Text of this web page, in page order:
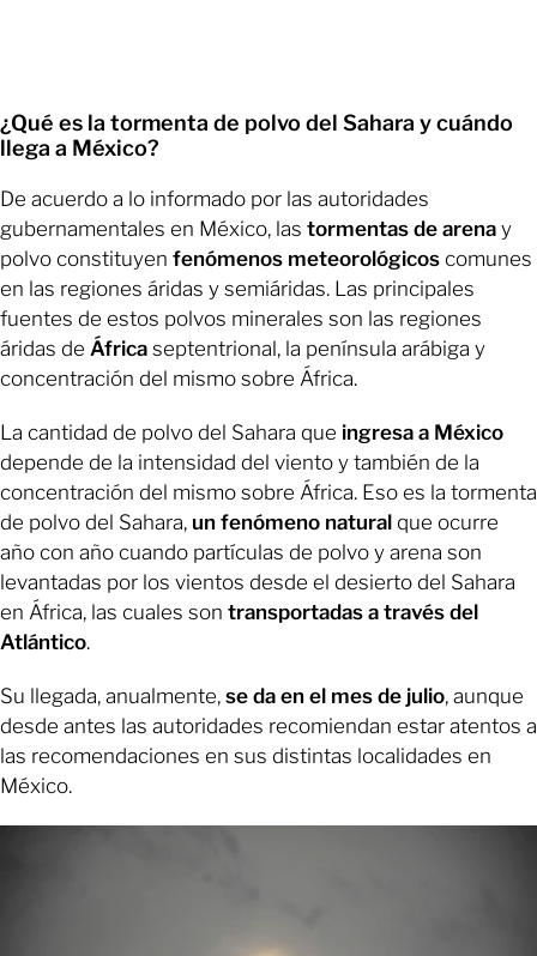
¿Qué es la tormenta de polvo del Sahara y cuándo
llega a México?
De acuerdo a lo informado por las autoridades
gubernamentales en México, las tormentas de arena y
polvo constituyen fenómenos meteorológicos comunes
en las regiones áridas y semiáridas. Las principales
fuentes de estos polvos minerales son las regiones
áridas de África septentrional, la península arábiga y
concentración del mismo sobre África.
La cantidad de polvo del Sahara que ingresa a México
depende de la intensidad del viento y también de la
concentración del mismo sobre África. Eso es la tormenta
de polvo del Sahara, un fenómeno natural que ocurre
año con año cuando partículas de polvo y arena son
levantadas por los vientos desde el desierto del Sahara
en África, las cuales son transportadas a través del
Atlántico.
Su llegada, anualmente, se da en el mes de julio, aunque
desde antes las autoridades recomiendan estar atentos a
las recomendaciones en sus distintas localidades en
México.